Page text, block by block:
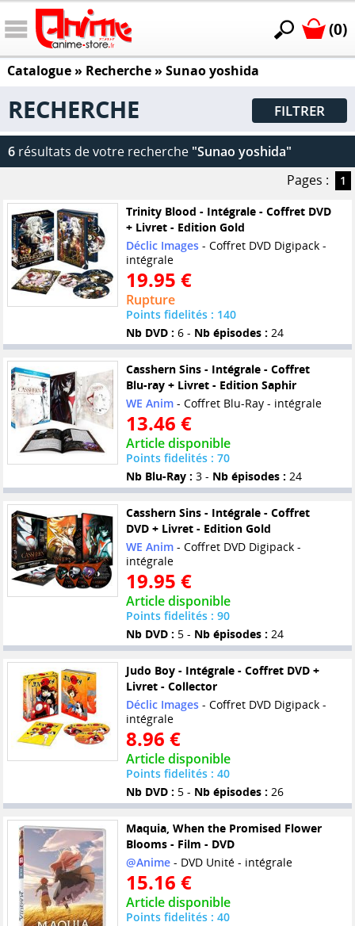
(0)
Catalogue» Recherche » Sunao yoshida
RECHERCHE FILTRER
6 résultats de votre recherche "Sunao yoshida"
Pages :
1
Trinity Blood - Intégrale - Coffret DVD
+ Livret - Edition Gold
Déclic Images- Coffret DVD Digipack -
intégrale
19.95 €
Rupture
Points fidelités : 140
Nb DVD : 6 - Nb épisodes : 24
Casshern Sins - Intégrale - Coffret
Blu-ray + Livret - Edition Saphir
WE Anim- Coffret Blu-Ray - intégrale
13.46 €
Article disponible
Points fidelités : 70
Nb Blu-Ray : 3 - Nb épisodes : 24
Casshern Sins - Intégrale - Coffret
DVD + Livret - Edition Gold
WE Anim- Coffret DVD Digipack -
intégrale
19.95 €
Article disponible
Points fidelités : 90
Nb DVD : 5 - Nb épisodes : 24
Judo Boy - Intégrale - Coffret DVD +
Livret - Collector
Déclic Images- Coffret DVD Digipack -
intégrale
8.96 €
Article disponible
Points fidelités : 40
Nb DVD : 5 - Nb épisodes : 26
Maquia, When the Promised Flower
Blooms - Film - DVD
@Anime- DVD Unité - intégrale
15.16 €
Article disponible
Points fidelités : 40